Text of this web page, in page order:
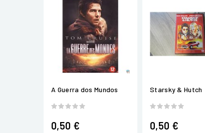
A Guerra dos Mundos
0,50 €
Starsky & Hutch
0,50 €